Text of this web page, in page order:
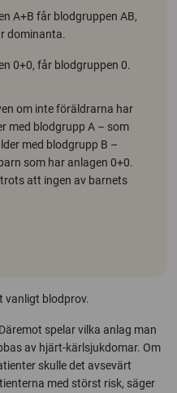
A+B får blodgruppen AB,
dominanta.
0+0, får blodgruppen 0.
om inte föräldrarna har
med blodgrupp A – som
med blodgrupp B –
som har anlagen 0+0.
att ingen av barnets
vanligt blodprov.
spelar vilka anlag man
av hjärt-kärlsjukdomar. Om
skulle det avsevärt
med störst risk, säger